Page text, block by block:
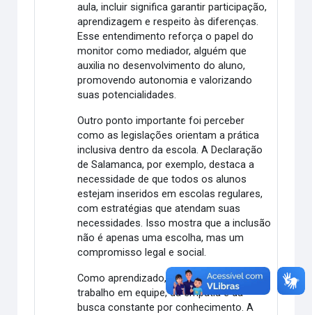
aula, incluir significa garantir participação,
aprendizagem e respeito às diferenças.
Esse entendimento reforça o papel do
monitor como mediador, alguém que
auxilia no desenvolvimento do aluno,
promovendo autonomia e valorizando
suas potencialidades.
Outro ponto importante foi perceber
como as legislações orientam a prática
inclusiva dentro da escola. A Declaração
de Salamanca, por exemplo, destaca a
necessidade de que todos os alunos
estejam inseridos em escolas regulares,
com estratégias que atendam suas
necessidades. Isso mostra que a inclusão
não é apenas uma escolha, mas um
compromisso legal e social.
Como aprendizado, levo a importância do
trabalho em equipe, da empatia e da
busca constante por conhecimento. A